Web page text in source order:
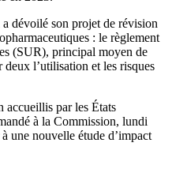
dévoilé son projet de révision
: le règlement
(SUR), principal moyen de
l’utilisation et les risques
accueillis par les États
à la Commission, lundi
une nouvelle étude d’impact